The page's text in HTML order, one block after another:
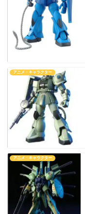
アニメ・キャラクター
アニメ・キャラクター